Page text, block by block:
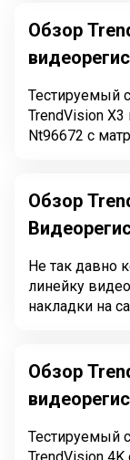
Обзор
Тестируемый
TrendVision X3
Nt96672 с
Обзор
Не так давно
линейку
накладки на
Обзор
Тестируемый